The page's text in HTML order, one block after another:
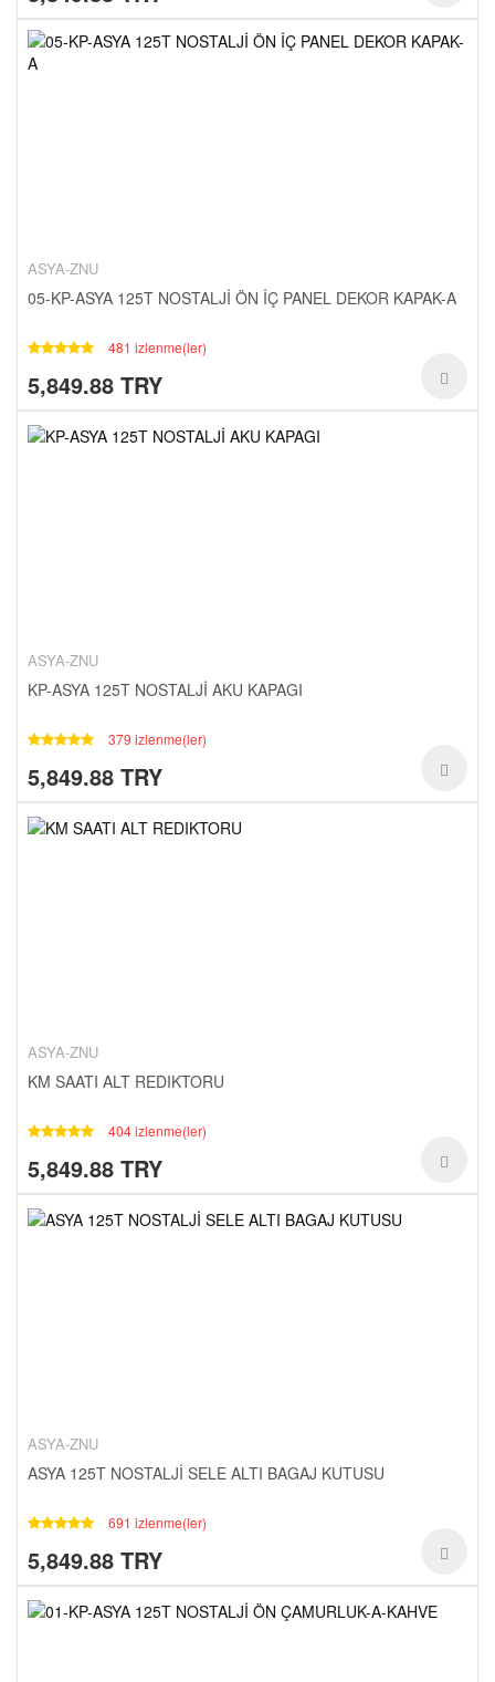
ASYA-ZNU
05-KP-ASYA 125T NOSTALJİ ÖN İÇ PANEL DEKOR KAPAK-A
481 izlenme(ler)
5,849.88 TRY
ASYA-ZNU
KP-ASYA 125T NOSTALJİ AKU KAPAGI
379 izlenme(ler)
5,849.88 TRY
ASYA-ZNU
KM SAATI ALT REDIKTORU
404 izlenme(ler)
5,849.88 TRY
ASYA-ZNU
ASYA 125T NOSTALJİ SELE ALTI BAGAJ KUTUSU
691 izlenme(ler)
5,849.88 TRY